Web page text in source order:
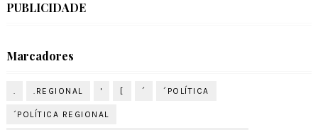
PUBLICIDADE
Marcadores
. .REGIONAL ' [ ´ ´POLÍTICA
´POLÍTICA REGIONAL